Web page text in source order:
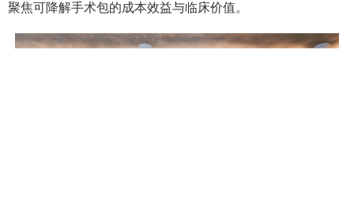
聚焦可降解手术包的成本效益与临床价值。